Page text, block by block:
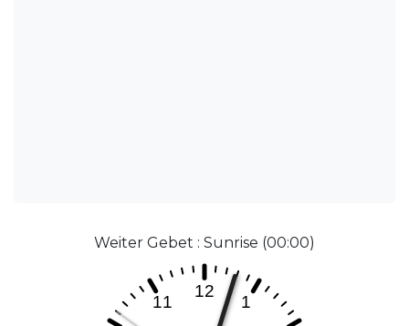
Weiter Gebet : Sunrise (00:00)